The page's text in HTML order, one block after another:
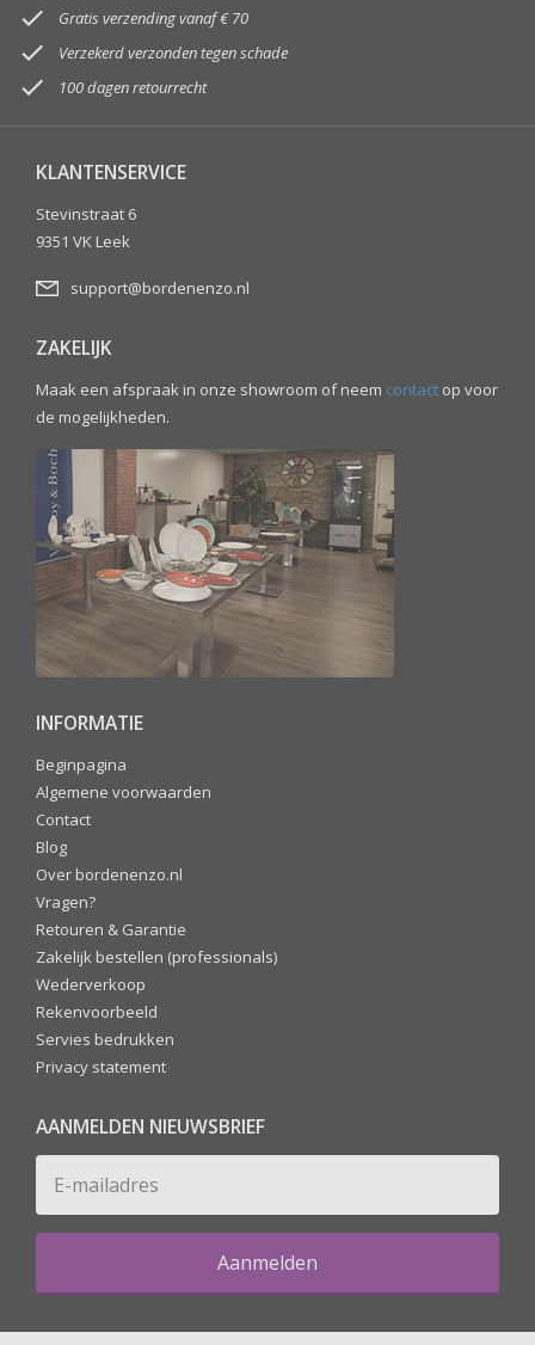
 Gratis verzending vanaf € 70
 Verzekerd verzonden tegen schade
 100 dagen retourrecht
KLANTENSERVICE
Stevinstraat 6
9351 VK Leek
support@bordenenzo.nl
ZAKELIJK
Maak een afspraak in onze showroom of neem contact op voor
de mogelijkheden.
INFORMATIE
Beginpagina
Algemene voorwaarden
Contact
Blog
Over bordenenzo.nl
Vragen?
Retouren & Garantie
Zakelijk bestellen (professionals)
Wederverkoop
Rekenvoorbeeld
Servies bedrukken
Privacy statement
AANMELDEN NIEUWSBRIEF
Aanmelden